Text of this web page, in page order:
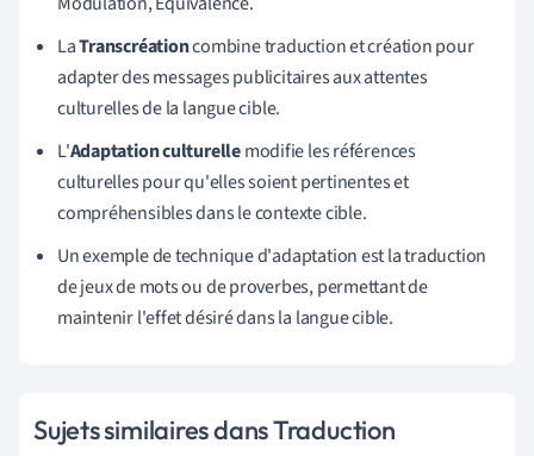
LaTranscréationcombine traduction et création pour
adapter des messages publicitaires aux attentes
culturelles de la langue cible.
L'Adaptation culturellemodifie les références
culturelles pour qu'elles soient pertinentes et
compréhensibles dans le contexte cible.
Un exemple de technique d'adaptation est la traduction
de jeux de mots ou de proverbes, permettant de
maintenir l'effet désiré dans la langue cible.
Sujets similaires dans Traduction